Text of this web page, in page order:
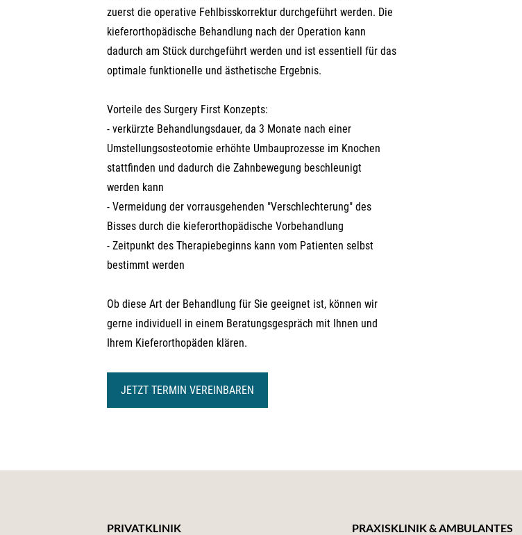
zuerst die operative Fehlbisskorrektur durchgeführt werden. Die
kieferorthopädische Behandlung nach der Operation kann
dadurch am Stück durchgeführt werden und ist essentiell für das
optimale funktionelle und ästhetische Ergebnis.
Vorteile des Surgery First Konzepts:
- verkürzte Behandlungsdauer, da 3 Monate nach einer
Umstellungsosteotomie erhöhte Umbauprozesse im Knochen
stattfinden und dadurch die Zahnbewegung beschleunigt
werden kann
- Vermeidung der vorrausgehenden "Verschlechterung" des
Bisses durch die kieferorthopädische Vorbehandlung
- Zeitpunkt des Therapiebeginns kann vom Patienten selbst
bestimmt werden
Ob diese Art der Behandlung für Sie geeignet ist, können wir
gerne individuell in einem Beratungsgespräch mit Ihnen und
Ihrem Kieferorthopäden klären.
JETZT TERMIN VEREINBAREN
PRIVATKLINIK
PRAXISKLINIK & AMBULANTES